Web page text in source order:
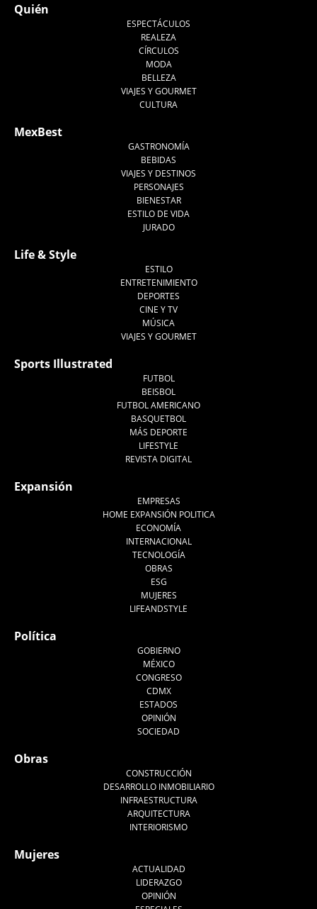
Quién
ESPECTÁCULOS
REALEZA
CÍRCULOS
MODA
BELLEZA
VIAJES Y GOURMET
CULTURA
MexBest
GASTRONOMÍA
BEBIDAS
VIAJES Y DESTINOS
PERSONAJES
BIENESTAR
ESTILO DE VIDA
JURADO
Life & Style
ESTILO
ENTRETENIMIENTO
DEPORTES
CINE Y TV
MÚSICA
VIAJES Y GOURMET
Sports Illustrated
FUTBOL
BEISBOL
FUTBOL AMERICANO
BASQUETBOL
MÁS DEPORTE
LIFESTYLE
REVISTA DIGITAL
Expansión
EMPRESAS
HOME EXPANSIÓN POLITICA
ECONOMÍA
INTERNACIONAL
TECNOLOGÍA
OBRAS
ESG
MUJERES
LIFEANDSTYLE
Política
GOBIERNO
MÉXICO
CONGRESO
CDMX
ESTADOS
OPINIÓN
SOCIEDAD
Obras
CONSTRUCCIÓN
DESARROLLO INMOBILIARIO
INFRAESTRUCTURA
ARQUITECTURA
INTERIORISMO
Mujeres
ACTUALIDAD
LIDERAZGO
OPINIÓN